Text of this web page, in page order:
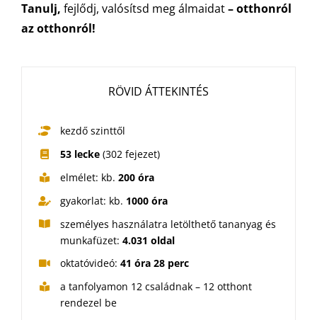
Tanulj, fejlődj, valósítsd meg álmaidat– otthonról
az otthonról!
RÖVID ÁTTEKINTÉS
kezdő szinttől
53 lecke(302 fejezet)
elmélet: kb. 200 óra
gyakorlat: kb. 1000 óra
személyes használatra letölthető tananyag és
munkafüzet: 4.031 oldal
oktatóvideó: 41 óra 28 perc
a tanfolyamon 12 családnak – 12 otthont
rendezel be